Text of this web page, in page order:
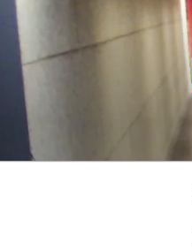
Ga
naar
inhoud